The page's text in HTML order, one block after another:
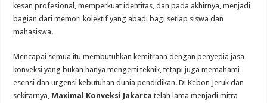
kesan profesional, memperkuat identitas, dan pada akhirnya, menjadi
bagian dari memori kolektif yang abadi bagi setiap siswa dan
mahasiswa.
Mencapai semua itu membutuhkan kemitraan dengan penyedia jasa
konveksi yang bukan hanya mengerti teknik, tetapi juga memahami
esensi dan urgensi kebutuhan dunia pendidikan. Di Kebon Jeruk dan
sekitarnya, Maximal Konveksi Jakarta telah lama menjadi mitra